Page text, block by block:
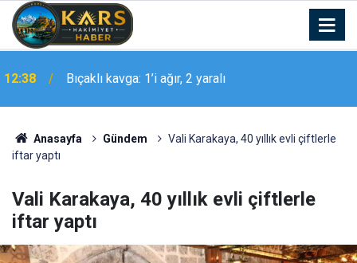
12:33
üç katı kazandı
Anasayfa Gündem
Vali Karakaya, 40 yıllık evli çiftlerle
iftar yaptı
Vali Karakaya, 40 yıllık evli çiftlerle
iftar yaptı